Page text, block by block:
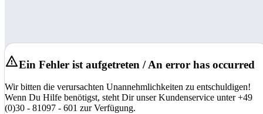
Ein Fehler ist aufgetreten / An error has occurred
Wir bitten die verursachten Unannehmlichkeiten zu entschuldigen!
Wenn Du Hilfe benötigst, steht Dir unser Kundenservice unter +49
(0)30 - 81097 - 601 zur Verfügung.